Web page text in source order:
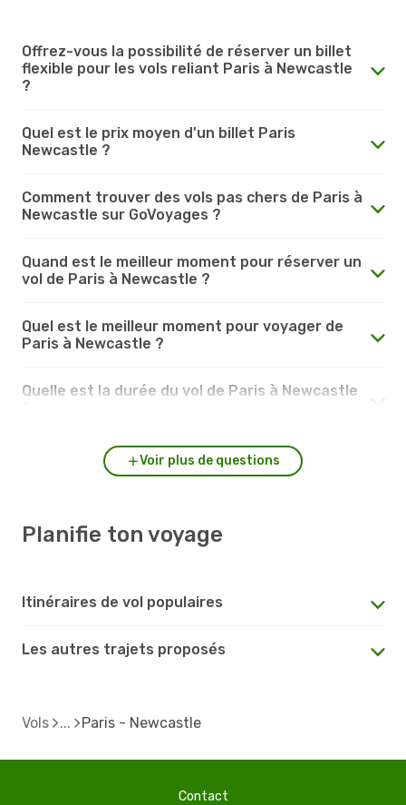
Offrez-vous la possibilité de réserver un billet
flexible pour les vols reliant Paris à Newcastle
?
Quel est le prix moyen d'un billet Paris
Newcastle ?
Comment trouver des vols pas chers de Paris à
Newcastle sur GoVoyages ?
Quand est le meilleur moment pour réserver un
vol de Paris à Newcastle ?
Quel est le meilleur moment pour voyager de
Paris à Newcastle ?
Quelle est la durée du vol de Paris à Newcastle
Voir plus de questions
Planifie ton voyage
Itinéraires de vol populaires
Les autres trajets proposés
Vols Paris - Newcastle
Contact